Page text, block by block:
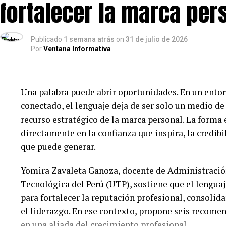
logrado un impacto destacado en sus comunidades.
Esta edición premiará a 18 ganadores a nivel
categoría entregará un premio Oro de S/ 12,000, un
Adicionalmente, cada uno de estos premios tendrá
negocios, mentorías especializadas por un año
historias en el libro “Orgullo Emprendedor 2026”.
Las inscripciones son totalmente gratuitas y
emprendedores con negocios formales que tengan
iniciativa, Caja Arequipa reafirma su compromiso
crecimiento de los emprendedores peruanos a lo
Sobre Orgullo Emprendedor
fortalecer la marca
Publicado 1 semana atrás on 31 de julio de 2026
PorVentana Informativa
Una palabra puede abrir oportunidades. En un
conectado, el lenguaje deja de ser solo un medio
recurso estratégico de la marca personal. La
directamente en la confianza que inspira, la
que puede generar.
Yomira Zavaleta Ganoza, docente de
Tecnológica del Perú (UTP), sostiene que el
para fortalecer la reputación profesional,
el liderazgo. En ese contexto, propone seis